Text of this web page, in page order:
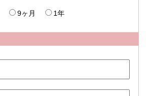
9ヶ月 1年